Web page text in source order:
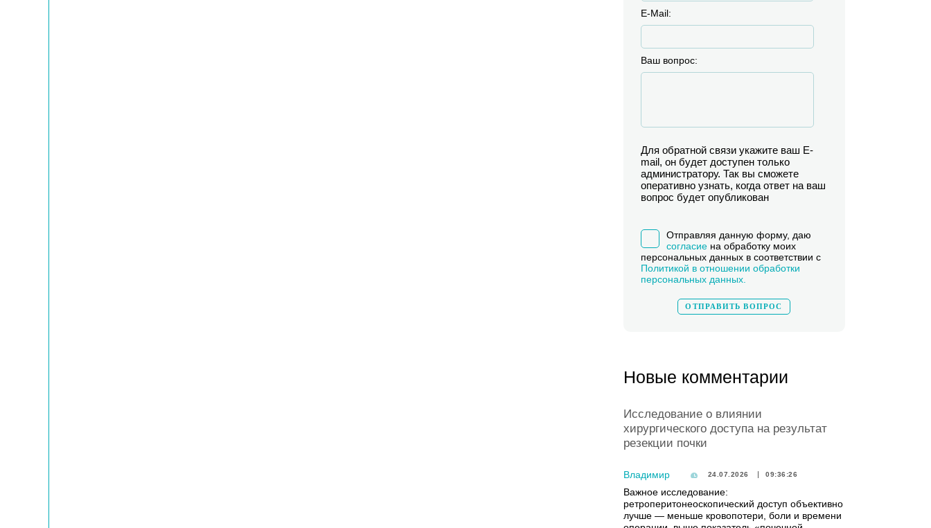
E-Mail:
Ваш вопрос:
Для обратной связи укажите ваш E-
mail, он будет доступен только
администратору. Так вы сможете
оперативно узнать, когда ответ на ваш
вопрос будет опубликован
Отправляя данную форму, даю
согласиена обработку моих
персональных данных в соответствии с
Политикой в отношении обработки
персональных данных.
Новые комментарии
Исследование о влиянии
хирургического доступа на результат
резекции почки
Владимир 24.07.2026 09:36:26
Важное исследование:
ретроперитонеоскопический доступ объективно
лучше — меньше кровопотери, боли и времени